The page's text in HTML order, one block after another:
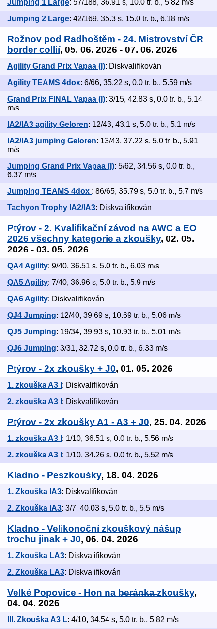
Jumping 1 Large: 57/188, 36.91 s, 10.0 tr. b., 5.82 m/s
Jumping 2 Large: 42/169, 35.3 s, 15.0 tr. b., 6.18 m/s
Rožnov pod Radhoštěm - 24. Mistrovství ČR
border collií, 05. 06. 2026 - 07. 06. 2026
Agility Grand Prix Vapaa (I): Diskvalifikován
Agility TEAMS 4dox: 6/66, 35.22 s, 0.0 tr. b., 5.59 m/s
Grand Prix FINAL Vapaa (I): 3/15, 42.83 s, 0.0 tr. b., 5.14
m/s
IA2/IA3 agility Geloren: 12/43, 43.1 s, 5.0 tr. b., 5.1 m/s
IA2/IA3 jumping Geloren: 13/43, 37.22 s, 5.0 tr. b., 5.91
m/s
Jumping Grand Prix Vapaa (I): 5/62, 34.56 s, 0.0 tr. b.,
6.37 m/s
Jumping TEAMS 4dox : 86/65, 35.79 s, 5.0 tr. b., 5.7 m/s
Tachyon Trophy IA2/IA3: Diskvalifikován
Ptýrov - 2. Kvalifikační závod na AWC a EO
2026 všechny kategorie a zkoušky, 02. 05.
2026 - 03. 05. 2026
QA4 Agility: 9/40, 36.51 s, 5.0 tr. b., 6.03 m/s
QA5 Agility: 7/40, 36.96 s, 5.0 tr. b., 5.9 m/s
QA6 Agility: Diskvalifikován
QJ4 Jumping: 12/40, 39.69 s, 10.69 tr. b., 5.06 m/s
QJ5 Jumping: 19/34, 39.93 s, 10.93 tr. b., 5.01 m/s
QJ6 Jumping: 3/31, 32.72 s, 0.0 tr. b., 6.33 m/s
Ptýrov - 2x zkoušky + J0, 01. 05. 2026
1. zkouška A3 I : Diskvalifikován
2. zkouška A3 I : Diskvalifikován
Ptýrov - 2x zkoušky A1 - A3 + J0, 25. 04. 2026
1. zkouška A3 I : 1/10, 36.51 s, 0.0 tr. b., 5.56 m/s
2. zkouška A3 I : 1/10, 34.26 s, 0.0 tr. b., 5.52 m/s
Kladno - Peszkoušky, 18. 04. 2026
1. Zkouška IA3: Diskvalifikován
2. Zkouška IA3: 3/7, 40.03 s, 5.0 tr. b., 5.5 m/s
Kladno - Velikonoční zkouškový nášup
trochu jinak + J0, 06. 04. 2026
1. Zkouška LA3: Diskvalifikován
2. Zkouška LA3: Diskvalifikován
Velké Popovice - Hon na b̶e̶r̶á̶n̶k̶a̶ zkoušky,
04. 04. 2026
III. Zkouška A3 L: 4/10, 34.54 s, 5.0 tr. b., 5.82 m/s